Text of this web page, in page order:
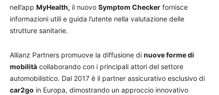
nell’app MyHealth, il nuovo Symptom Checker fornisce
informazioni utili e guida l’utente nella valutazione delle
strutture sanitarie.
Allianz Partners promuove la diffusione di nuove forme di
mobilità collaborando con i principali attori del settore
automobilistico. Dal 2017 è il partner assicurativo esclusivo di
car2go in Europa, dimostrando un approccio innovativo